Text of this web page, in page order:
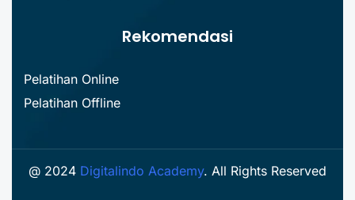
Rekomendasi
Pelatihan Online
Pelatihan Offline
@ 2024 Digitalindo Academy. All Rights Reserved